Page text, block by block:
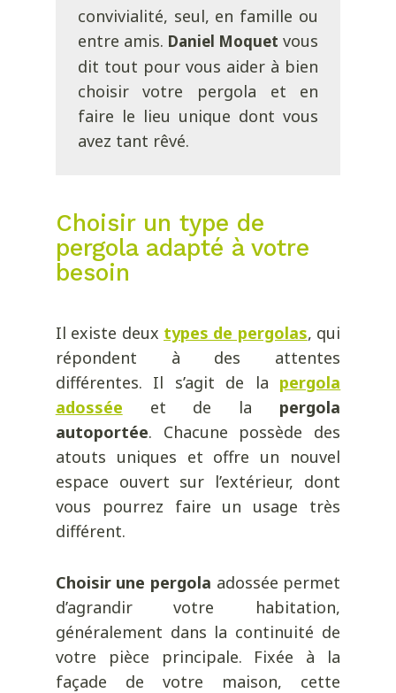
convivialité, seul, en famille ou
entre amis. Daniel Moquet vous
dit tout pour vous aider à bien
choisir votre pergola et en
faire le lieu unique dont vous
avez tant rêvé.
Choisir un type de
pergola adapté à votre
besoin
Il existe deux types de pergolas, qui
répondent à des attentes
différentes. Il s’agit de la pergola
adossée et de la pergola
autoportée. Chacune possède des
atouts uniques et offre un nouvel
espace ouvert sur l’extérieur, dont
vous pourrez faire un usage très
différent.
Choisir une pergola adossée permet
d’agrandir votre habitation,
généralement dans la continuité de
votre pièce principale. Fixée à la
façade de votre maison, cette